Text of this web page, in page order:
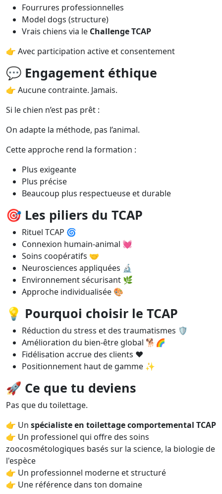
Fourrures professionnelles
Model dogs (structure)
Vrais chiens via le Challenge TCAP
👉 Avec participation active et consentement
💬 Engagement éthique
👉 Aucune contrainte. Jamais.
Si le chien n’est pas prêt :
On adapte la méthode, pas l’animal.
Cette approche rend la formation :
Plus exigeante
Plus précise
Beaucoup plus respectueuse et durable
🎯 Les piliers du TCAP
Rituel TCAP 🌀
Connexion humain-animal 💓
Soins coopératifs 🤝
Neurosciences appliquées 🔬
Environnement sécurisant 🌿
Approche individualisée 🎨
💡 Pourquoi choisir le TCAP
Réduction du stress et des traumatismes 🛡️
Amélioration du bien-être global 🐕🌈
Fidélisation accrue des clients ❤️
Positionnement haut de gamme ✨
🚀 Ce que tu deviens
Pas que du toilettage.
👉 Un spécialiste en toilettage comportemental TCAP
👉 Un professionel qui offre des soins
zoocosmétologiques basés sur la science, la biologie de
l'espèce
👉 Un professionnel moderne et structuré
👉 Une référence dans ton domaine